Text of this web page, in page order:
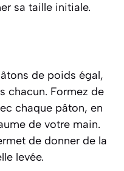
sa taille initiale.
de poids égal,
chacun. Formez de
chaque pâton, en
de votre main.
de donner de la
levée.